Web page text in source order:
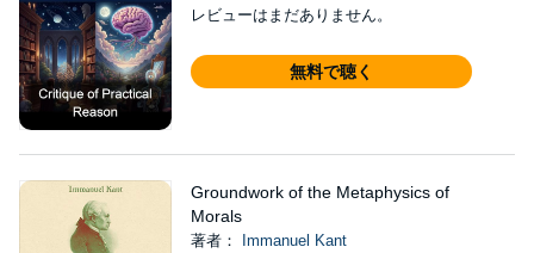
レビューはまだありません。
無料で聴く
Groundwork of the Metaphysics of
Morals
著者：
Immanuel Kant